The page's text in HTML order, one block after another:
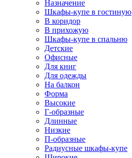
Назначение
Шкафы-купе в гостиную
В коридор
В прихожую
Шкафы-купе в спальню
Детские
Офисные
Для книг
Для одежды
На балкон
Форма
Высокие
Г-образные
Длинные
Низкие
П-образные
Радиусные шкафы-купе